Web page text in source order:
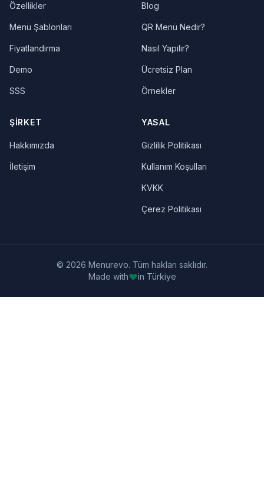
Özellikler
Menü Şablonları
Fiyatlandırma
Demo
SSS
Blog
QR Menü Nedir?
Nasıl Yapılır?
Ücretsiz Plan
Örnekler
ŞIRKET
Hakkımızda
İletişim
YASAL
Gizlilik Politikası
Kullanım Koşulları
KVKK
Çerez Politikası
© 2026 Menurevo. Tüm hakları saklıdır.
Made with
in Türkiye